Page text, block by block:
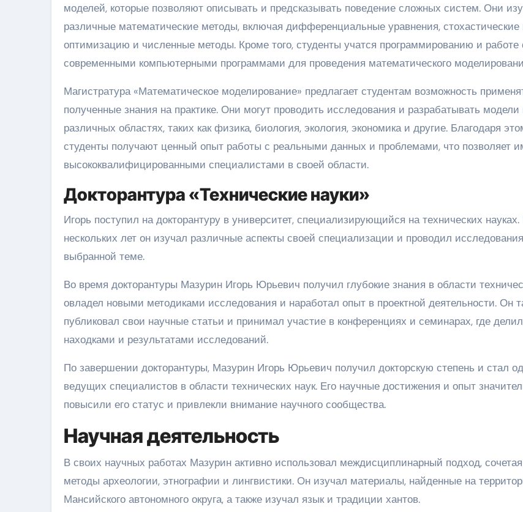
моделей, которые позволяют описывать и предсказывать поведение сложных систем. Они
различные математические методы, включая дифференциальные уравнения, стохастические
оптимизацию и численные методы. Кроме того, студенты учатся программированию и работе
современными компьютерными программами для проведения математического
Магистратура «Математическое моделирование» предлагает студентам возможность
полученные знания на практике. Они могут проводить исследования и разрабатывать модели
различных областях, таких как физика, биология, экология, экономика и другие. Благодаря
студенты получают ценный опыт работы с реальными данных и проблемами, что позволяет
высококвалифицированными специалистами в своей области.
Докторантура «Технические науки»
Игорь поступил на докторантуру в университет, специализирующийся на технических
нескольких лет он изучал различные аспекты своей специализации и проводил
выбранной теме.
Во время докторантуры Мазурин Игорь Юрьевич получил глубокие знания в области
овладел новыми методиками исследования и наработал опыт в проектной деятельности. Он
публиковал свои научные статьи и принимал участие в конференциях и семинарах, где
находками и результатами исследований.
По завершении докторантуры, Мазурин Игорь Юрьевич получил докторскую степень и стал
ведущих специалистов в области технических наук. Его научные достижения и опыт
повысили его статус и привлекли внимание научного сообщества.
Научная деятельность
В своих научных работах Мазурин активно использовал междисциплинарный подход,
методы археологии, этнографии и лингвистики. Он изучал материалы, найденные на
Мансийского автономного округа, а также изучал язык и традиции хантов.